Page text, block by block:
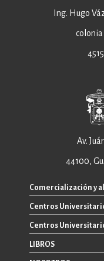
Ing. Hugo
colonia
Av.
44100,
Comercialización y
+52 33 3640 6326
+52 33 3640 4595
Centros
CUAAD
CUCEA
Centros
CUALTOS
LIBROS